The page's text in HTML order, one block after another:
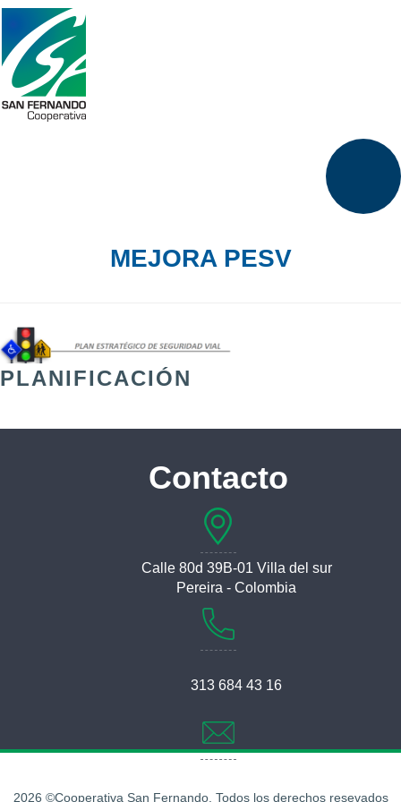
MEJORA PESV
PLANIFICACIÓN
Contacto
Calle 80d 39B-01 Villa del sur
Pereira - Colombia
313 684 43 16
2026 ©Cooperativa San Fernando. Todos los derechos resevados